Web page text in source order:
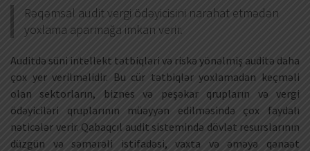
Rəqəmsal audit vergi ödəyicisini narahat etmədən
yoxlama aparmağa imkan verir.
Auditdə süni intellekt tətbiqləri və riskə yönəlmiş auditə daha
çox yer verilməlidir. Bu cür tətbiqlər yoxlamadan keçməli
olan sektorların, biznes və peşəkar qrupların və vergi
ödəyiciləri qruplarının müəyyən edilməsində çox faydalı
nəticələr verir. Qabaqcıl audit sistemində dövlət resurslarının
düzgün və səmərəli istifadəsi, vaxta və əməyə qənaət